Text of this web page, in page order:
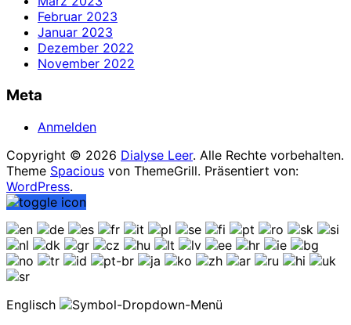
Februar 2023
Januar 2023
Dezember 2022
November 2022
Meta
Anmelden
Copyright © 2026 Dialyse Leer. Alle Rechte vorbehalten.
Theme Spacious von ThemeGrill. Präsentiert von:
WordPress.
Englisch